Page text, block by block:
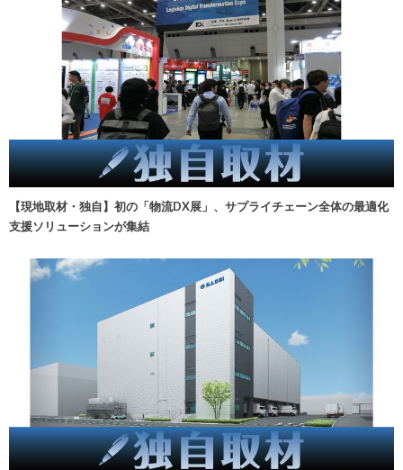
【現地取材・独自】初の「物流DX展」、サプライチェーン全体の最適化
支援ソリューションが集結